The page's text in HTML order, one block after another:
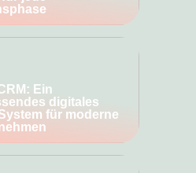
Ein
digitales
für moderne